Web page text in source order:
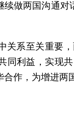
做两国沟通
关系至关重要
同利益，实现
作，为增进两